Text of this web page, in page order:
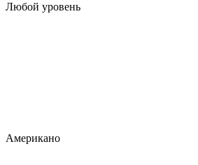
Любой уровень
Американо